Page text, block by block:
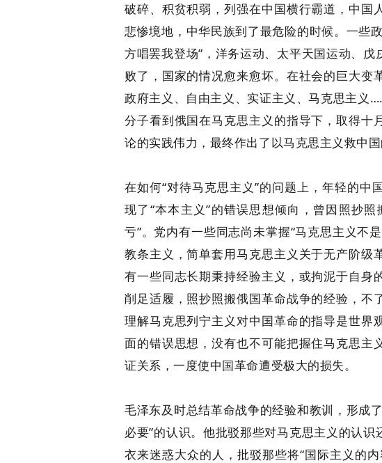
破碎、积贫积弱，列强在中国横行霸道，中国
悲惨境地，中华民族到了最危险的时候。一些
方唱罢我登场”，洋务运动、太平天国运动、
败了，国家的情况愈来愈坏。在社会的巨大变
政府主义、自由主义、实证主义、马克思主义
分子看到俄国在马克思主义的指导下，取得十
论的实践伟力，最终作出了以马克思主义救中国
在如何“对待马克思主义”的问题上，年轻的中
现了“本本主义”的错误思想倾向，曾因照抄
亏”。党内有一些同志尚未掌握“马克思主义不
教条主义，简单套用马克思主义关于无产阶级
有一些同志长期秉持经验主义，或拘泥于自身
削足适履，照抄照搬俄国革命战争的经验，不
理解马克思列宁主义对中国革命的指导是世界
面的错误思想，没有也不可能把握住马克思主
证关系，一度使中国革命遭受极大的损失。
毛泽东及时总结革命战争的经验和教训，形成
必要”的认识。他批驳那些对马克思主义的认
衣来迷惑大众的人，批驳那些将“国际主义的